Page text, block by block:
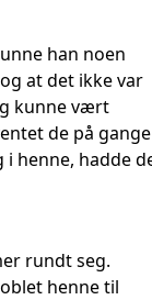
han noen
at det ikke var
kunne vært
de på
i henne, hadde
rundt seg.
henne til